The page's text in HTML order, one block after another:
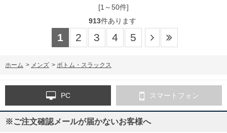
[1～50件]
913件あります
1 2 3 4 5
ホーム > メンズ > ボトム・スラックス
PC スマートフォン
※ご注文確認メールが届かないお客様へ